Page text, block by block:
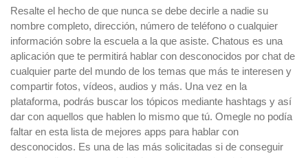
Resalte el hecho de que nunca se debe decirle a nadie su
nombre completo, dirección, número de teléfono o cualquier
información sobre la escuela a la que asiste. Chatous es una
aplicación que te permitirá hablar con desconocidos por chat de
cualquier parte del mundo de los temas que más te interesen y
compartir fotos, vídeos, audios y más. Una vez en la
plataforma, podrás buscar los tópicos mediante hashtags y así
dar con aquellos que hablen lo mismo que tú. Omegle no podía
faltar en esta lista de mejores apps para hablar con
desconocidos. Es una de las más solicitadas si de conseguir